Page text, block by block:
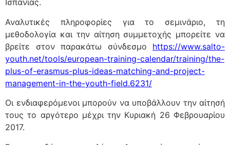
Ισπανίας.
Αναλυτικές πληροφορίες για το σεμινάριο, τη
μεθοδολογία και την αίτηση συμμετοχής μπορείτε να
βρείτε στον παρακάτω σύνδεσμο https://www.salto-
youth.net/tools/european-training-calendar/training/the-
plus-of-erasmus-plus-ideas-matching-and-project-
management-in-the-youth-field.6231/
Οι ενδιαφερόμενοι μπορούν να υποβάλλουν την αίτησή
τους το αργότερο μέχρι την Κυριακή 26 Φεβρουαρίου
2017.